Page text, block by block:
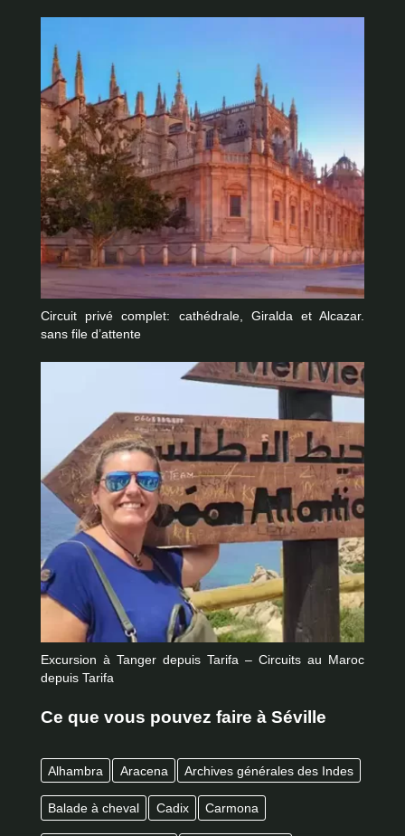
Circuit privé complet: cathédrale, Giralda et Alcazar.
sans file d’attente
Excursion à Tanger depuis Tarifa – Circuits au Maroc
depuis Tarifa
Ce que vous pouvez faire à Séville
Alhambra Aracena Archives générales des Indes
Balade à cheval Cadix Carmona